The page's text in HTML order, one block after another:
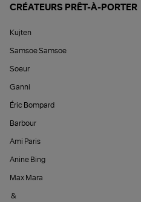
CRÉATEURS PRÊT-À-PORTER
Kujten
Samsoe Samsoe
Soeur
Ganni
Éric Bompard
Barbour
Ami Paris
Anine Bing
Max Mara
&